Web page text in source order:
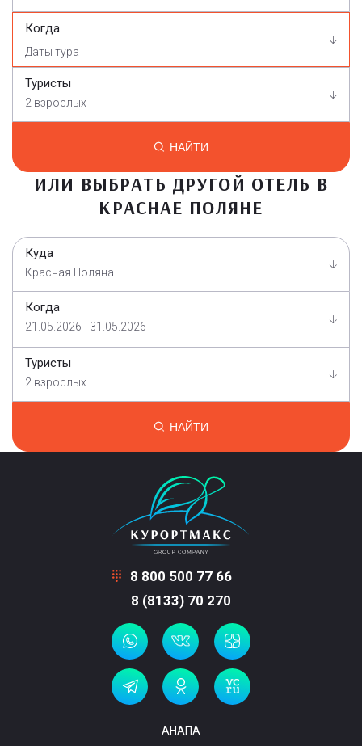
Когда
Туристы
2 взрослых
НАЙТИ
ИЛИ ВЫБРАТЬ ДРУГОЙ ОТЕЛЬ В
КРАСНАЕ ПОЛЯНЕ
Куда
Красная Поляна
Когда
21.05.2026 - 31.05.2026
Туристы
2 взрослых
НАЙТИ
8 800 500 77 66
8 (8133) 70 270
АНАПА